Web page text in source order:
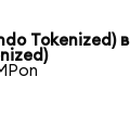
Tokenized) в